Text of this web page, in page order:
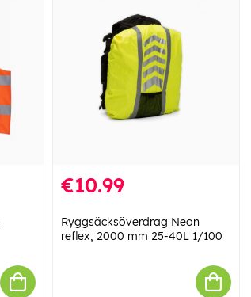
€10.99
Ryggsäcksöverdrag Neon
reflex, 2000 mm 25-40L 1/100